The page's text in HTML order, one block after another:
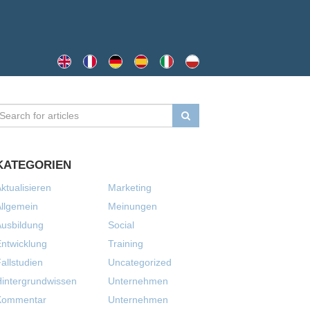
Marketing
Meinungen
Social
Training
Uncategorized
Unternehmen
Unternehmen